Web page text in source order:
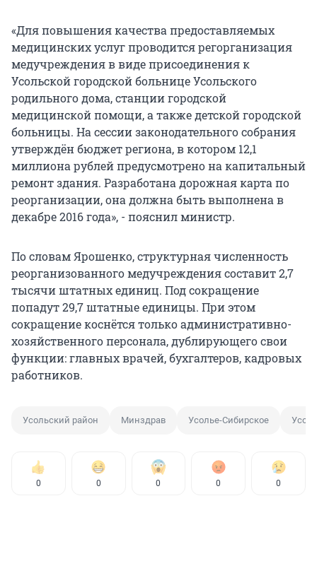
«Для повышения качества предоставляемых
медицинских услуг проводится регорганизация
медучреждения в виде присоединения к
Усольской городской больнице Усольского
родильного дома, станции городской
медицинской помощи, а также детской городской
больницы. На сессии законодательного собрания
утверждён бюджет региона, в котором 12,1
миллиона рублей предусмотрено на капитальный
ремонт здания. Разработана дорожная карта по
реорганизации, она должна быть выполнена в
декабре 2016 года», - пояснил министр.
По словам Ярошенко, структурная численность
реорганизованного медучреждения составит 2,7
тысячи штатных единиц. Под сокращение
попадут 29,7 штатные единицы. При этом
сокращение коснётся только административно-
хозяйственного персонала, дублирующего свои
функции: главных врачей, бухгалтеров, кадровых
работников.
Усольский район Минздрав Усолье-Сибирское
0 0 0 0 0